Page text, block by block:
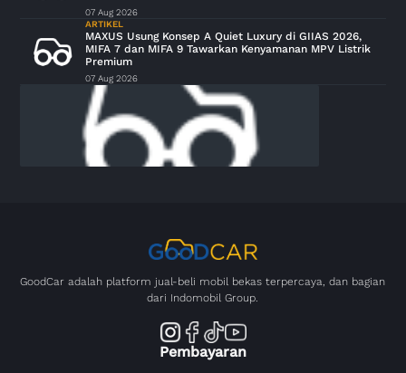
07 Aug 2026
ARTIKEL
MAXUS Usung Konsep A Quiet Luxury di GIIAS 2026,
MIFA 7 dan MIFA 9 Tawarkan Kenyamanan MPV Listrik
Premium
07 Aug 2026
GoodCar adalah platform jual-beli mobil bekas terpercaya, dan bagian
dari Indomobil Group.
Pembayaran